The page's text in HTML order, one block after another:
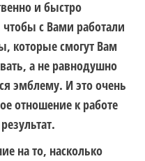
и быстро
с Вами работали
которые смогут Вам
а не равнодушно
эмблему. И это очень
отношение к работе
на то, насколько